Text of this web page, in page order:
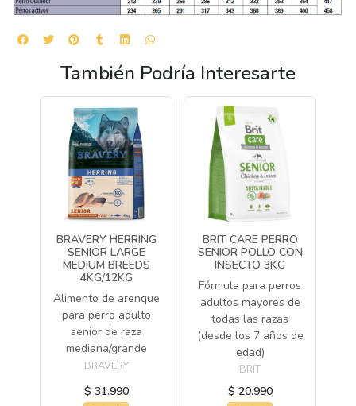
También Podría Interesarte
BRAVERY HERRING
SENIOR LARGE
MEDIUM BREEDS
4KG/12KG
Alimento de arenque
para perro adulto
senior de raza
mediana/grande
BRAVERY
$ 31.990
BRIT CARE PERRO
SENIOR POLLO CON
INSECTO 3KG
Fórmula para perros
adultos mayores de
todas las razas
(desde los 7 años de
edad)
BRIT
$ 20.990